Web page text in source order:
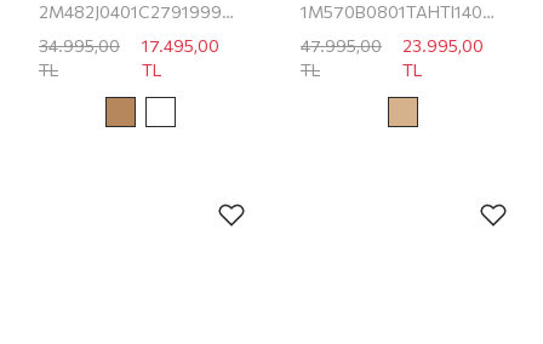
2M482J0401C27919999 CASADEI KADIN PLATFORM TERLİK
34.995,00
TL
17.495,00
TL
1M570B0801TAHTI1400 CASADEI KADIN DOLGU TOPUKLU TERLİK
47.995,00
TL
23.995,00
TL